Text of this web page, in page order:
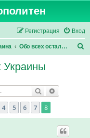
Вход
Регистрация
Обо всех остальных
Украины
Поиск
из 8
4 5 6 7 8